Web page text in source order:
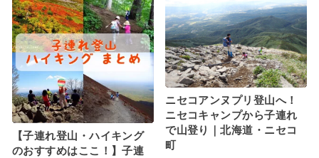
【子連れ登山・ハイキング
のおすすめはここ！】子連
ニセコアンヌプリ登山へ！
ニセコキャンプから子連れ
で山登り｜北海道・ニセコ
町